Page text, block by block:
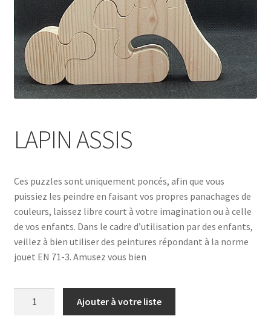
LAPIN ASSIS
Ces puzzles sont uniquement poncés, afin que vous
puissiez les peindre en faisant vos propres panachages de
couleurs, laissez libre court à votre imagination ou à celle
de vos enfants. Dans le cadre d’utilisation par des enfants,
veillez à bien utiliser des peintures répondant à la norme
jouet EN 71-3. Amusez vous bien
Ajouter à votre liste